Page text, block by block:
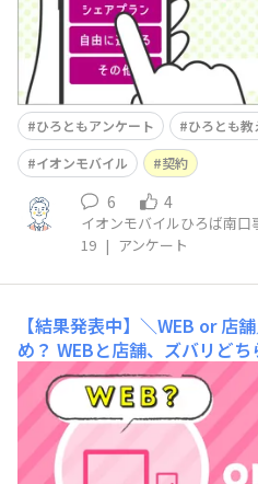
ひろともアンケート ひろとも教
イオンモバイル
契約
6 4
イオンモバイルひろば南口
19 | アンケート
【結果発表中】＼WEB or 店
め？ WEBと店舗、ズバリど
さまの投票をお待ちしております。 こんにち
まはイオンモバイルをどこで
したちの日常に欠かせないス
活用するには、自分に合った
が重要ですよね。 ですが、い